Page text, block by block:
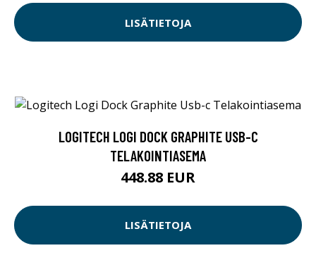
LISÄTIETOJA
LOGITECH LOGI DOCK GRAPHITE USB-C
TELAKOINTIASEMA
448.88 EUR
LISÄTIETOJA